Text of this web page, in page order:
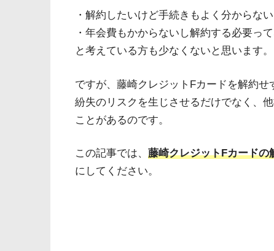
・解約したいけど手続きもよく分からな
・年会費もかからないし解約する必要っ
と考えている方も少なくないと思います。
ですが、藤崎クレジットFカードを解約
紛失のリスクを生じさせるだけでなく、
ことがあるのです。
この記事では、 藤崎クレジットFカードの
にしてください。